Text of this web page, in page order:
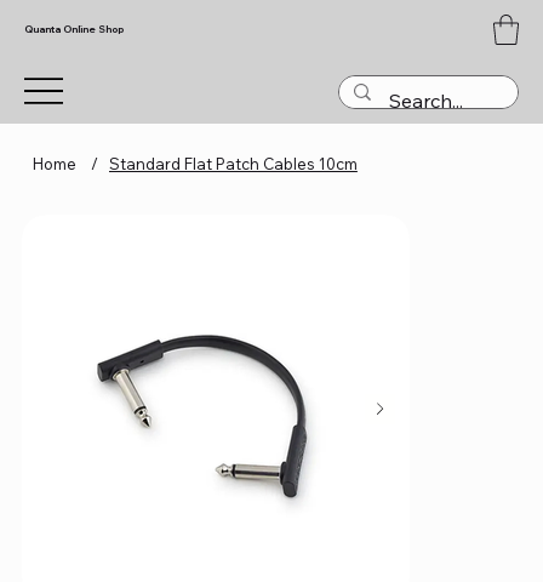
Quanta Online Shop
Home / Standard Flat Patch Cables 10cm